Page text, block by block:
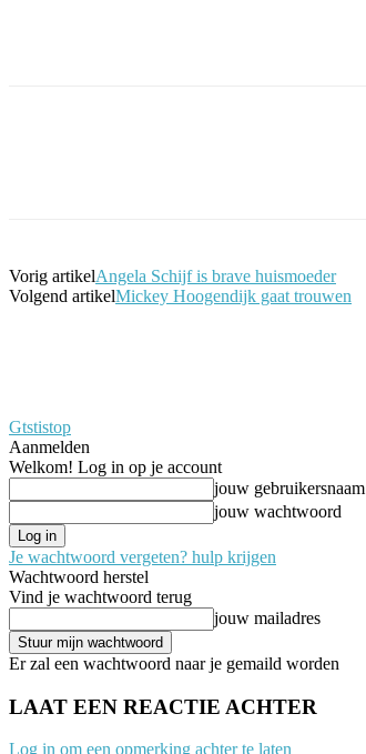
Vorig artikelAngela Schijf is brave huismoeder
Volgend artikelMickey Hoogendijk gaat trouwen
Gtstistop
Aanmelden
Welkom! Log in op je account
jouw gebruikersnaam
jouw wachtwoord
Je wachtwoord vergeten? hulp krijgen
Wachtwoord herstel
Vind je wachtwoord terug
jouw mailadres
Er zal een wachtwoord naar je gemaild worden
LAAT EEN REACTIE ACHTER
Log in om een opmerking achter te laten